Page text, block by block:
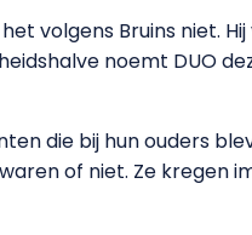
volgens Bruins niet.
noemt DUO
die bij hun ouders
of niet. Ze